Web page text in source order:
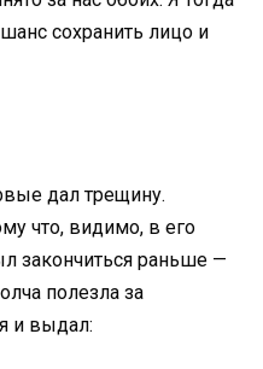
сохранить лицо и
дал трещину.
что, видимо, в его
закончиться раньше —
полезла за
и выдал: